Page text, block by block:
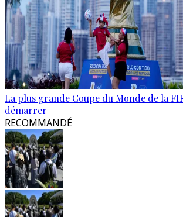
La plus grande Coupe du Monde de la
démarrer
RECOMMANDÉ